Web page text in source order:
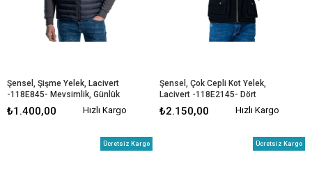
Şensel, Şişme Yelek, Lacivert
-118E845- Mevsimlik, Günlük
Yelek
₺1.400,00 Hızlı Kargo
Şensel, Çok Cepli Kot Yelek,
Lacivert -118E2145- Dört
Mevsim
₺2.150,00 Hızlı Kargo
Ücretsiz Kargo Ücretsiz Kargo